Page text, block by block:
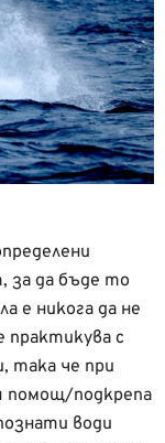
за да бъде то
е никога да не
практикува с
така че при
помощ/подкрепа
води